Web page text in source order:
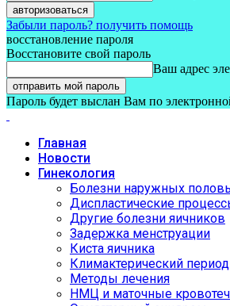
Забыли пароль? получить помощь
восстановление пароля
Восстановите свой пароль
Ваш адрес
Пароль будет выслан Вам по
Главная
Новости
Гинекология
Болезни наружных
Диспластические
Другие болезни яичников
Задержка менструации
Киста яичника
Климактерический период
Методы лечения
НМЦ и маточные